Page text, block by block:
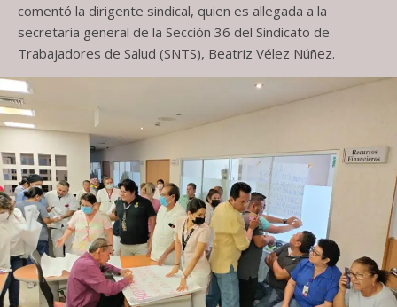
comentó la dirigente sindical, quien es allegada a la
secretaria general de la Sección 36 del Sindicato de
Trabajadores de Salud (SNTS), Beatriz Vélez Núñez.